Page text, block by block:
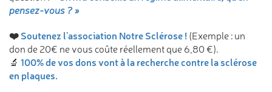
pensez-vous ? »
❤️Soutenez l'association Notre Sclérose ! (Exemple : un
don de 20€ ne vous coûte réellement que 6,80 €).
🔬 100% de vos dons vont à la recherche contre la sclérose
en plaques.